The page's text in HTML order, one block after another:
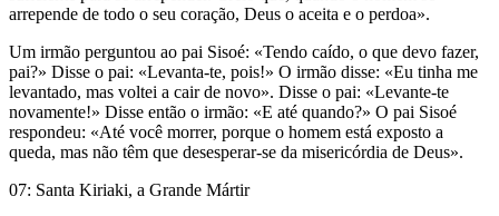
arrepende de todo o seu coração, Deus o aceita e o perdoa».
Um irmão perguntou ao pai Sisoé: «Tendo caído, o que devo fazer,
pai?» Disse o pai: «Levanta-te, pois!» O irmão disse: «Eu tinha me
levantado, mas voltei a cair de novo». Disse o pai: «Levante-te
novamente!» Disse então o irmão: «E até quando?» O pai Sisoé
respondeu: «Até você morrer, porque o homem está exposto a
queda, mas não têm que desesperar-se da misericórdia de Deus».
07: Santa Kiriaki, a Grande Mártir